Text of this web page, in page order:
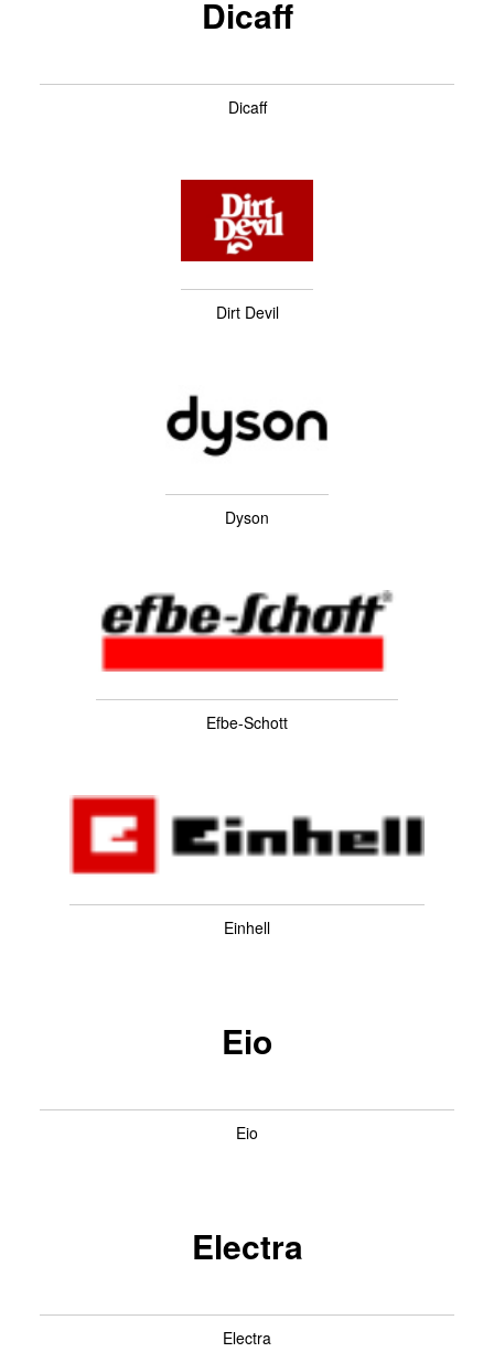
Dicaff
Dicaff
Dirt Devil
Dyson
Efbe-Schott
Einhell
Eio
Eio
Electra
Electra